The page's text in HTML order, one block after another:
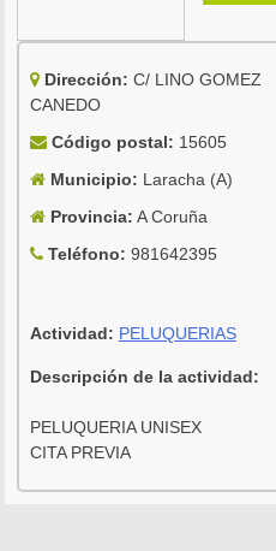
Dirección: C/ LINO GOMEZ
CANEDO
Código postal: 15605
Municipio: Laracha (A)
Provincia: A Coruña
Teléfono: 981642395
Actividad: PELUQUERIAS
Descripción de la actividad:
PELUQUERIA UNISEX
CITA PREVIA